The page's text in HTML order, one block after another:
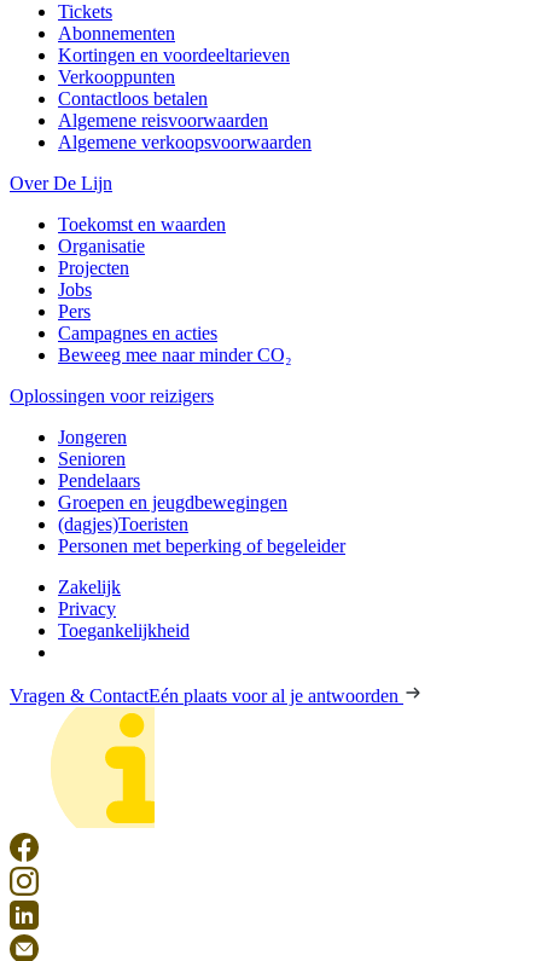
Tickets
Abonnementen
Kortingen en voordeeltarieven
Verkooppunten
Contactloos betalen
Algemene reisvoorwaarden
Algemene verkoopsvoorwaarden
Over De Lijn
Toekomst en waarden
Organisatie
Projecten
Jobs
Pers
Campagnes en acties
Beweeg mee naar minder CO₂
Oplossingen voor reizigers
Jongeren
Senioren
Pendelaars
Groepen en jeugdbewegingen
(dagjes)Toeristen
Personen met beperking of begeleider
Zakelijk
Privacy
Toegankelijkheid
Vragen & ContactEén plaats voor al je antwoorden